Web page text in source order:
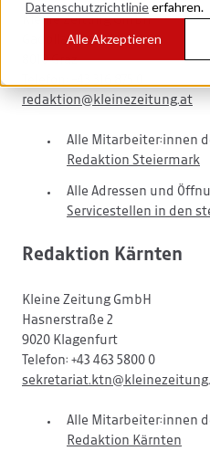
Datenschutzrichtlinieerfahren.
Alle Akzeptieren
Kleine Zeitung GmbH
Gadollaplatz 1
8010 Graz
redaktion@kleinezeitung.at
Alle Mitarbeiter:innen
Redaktion Steiermark
Alle Adressen und
Servicestellen in den
Redaktion Kärnten
Kleine Zeitung GmbH
Hasnerstraße 2
9020 Klagenfurt
Telefon: +43 463 5800 0
Alle Mitarbeiter:innen
Redaktion Kärnten